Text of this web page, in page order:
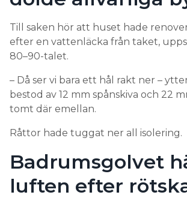
Till saken hör att huset hade
efter en vattenläcka från taket,
80–90-talet.
– Då ser vi bara ett hål rakt ner –
bestod av 12 mm spånskiva och 22
tomt där emellan.
Råttor hade tuggat ner all isolering.
Badrumsgolvet
luften efter